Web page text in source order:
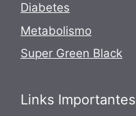
Diabetes
Metabolismo
Super Green Black
Links Importantes